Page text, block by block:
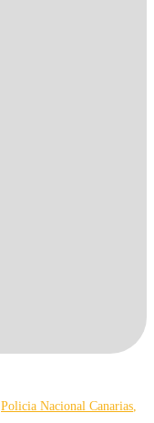
Policia Nacional Canarias,